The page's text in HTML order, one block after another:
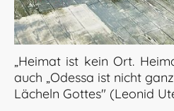
„Heimat ist kein Ort.
auch „Odessa ist nicht
Lächeln Gottes" (Leonid